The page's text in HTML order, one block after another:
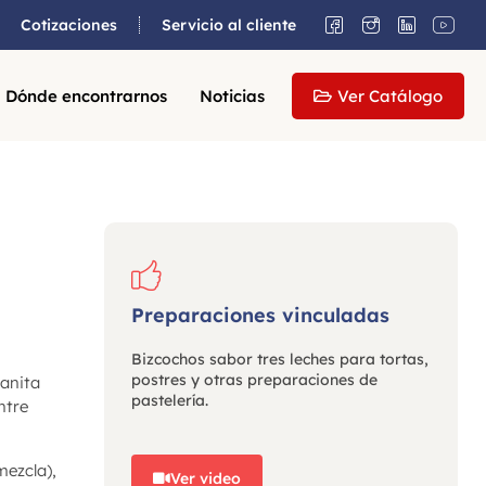
Cotizaciones Servicio al cliente
Dónde encontrarnos Noticias Ver Catálogo
Preparaciones vinculadas
Bizcochos sabor tres leches para tortas,
postres y otras preparaciones de
pastelería.
Ver video